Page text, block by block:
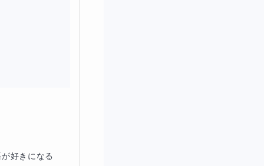
すべて中途半端
ていいこと」を
ます。
好きになる